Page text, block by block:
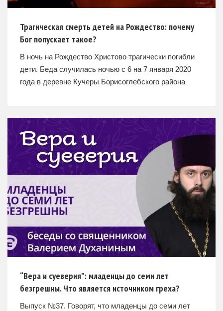
Трагическая смерть детей на Рождество: почему
Бог попускает такое?
В ночь на Рождество Христово трагически погибли
дети. Беда случилась ночью с 6 на 7 января 2020
года в деревне Кучеры Борисоглебского района
Скорихиных вечером легла спать
“Вера и суеверия”: младенцы до семи лет
безгрешны. Что является источником греха?
Выпуск №37. Говорят, что младенцы до семи лет